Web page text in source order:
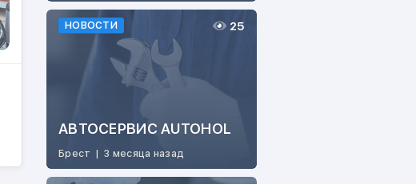
НОВОСТИ
АВТОСЕРВИС AUTOHOL
Брест | 3 месяца назад
25